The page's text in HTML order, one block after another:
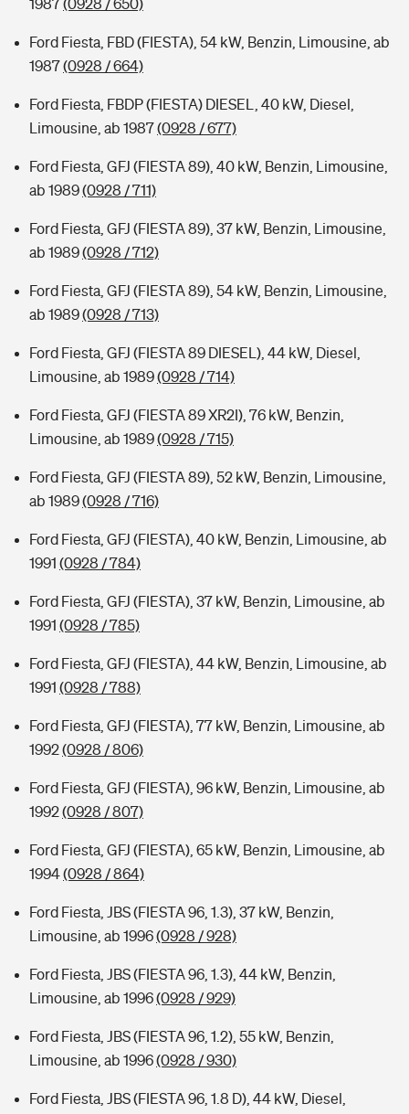
1987(0928 / 650)
Ford Fiesta, FBD (FIESTA), 54 kW, Benzin, Limousine, ab
1987(0928 / 664)
Ford Fiesta, FBDP (FIESTA) DIESEL, 40 kW, Diesel,
Limousine, ab 1987(0928 / 677)
Ford Fiesta, GFJ (FIESTA 89), 40 kW, Benzin, Limousine,
ab 1989(0928 / 711)
Ford Fiesta, GFJ (FIESTA 89), 37 kW, Benzin, Limousine,
ab 1989(0928 / 712)
Ford Fiesta, GFJ (FIESTA 89), 54 kW, Benzin, Limousine,
ab 1989(0928 / 713)
Ford Fiesta, GFJ (FIESTA 89 DIESEL), 44 kW, Diesel,
Limousine, ab 1989(0928 / 714)
Ford Fiesta, GFJ (FIESTA 89 XR2I), 76 kW, Benzin,
Limousine, ab 1989(0928 / 715)
Ford Fiesta, GFJ (FIESTA 89), 52 kW, Benzin, Limousine,
ab 1989(0928 / 716)
Ford Fiesta, GFJ (FIESTA), 40 kW, Benzin, Limousine, ab
1991 (0928 / 784)
Ford Fiesta, GFJ (FIESTA), 37 kW, Benzin, Limousine, ab
1991 (0928 / 785)
Ford Fiesta, GFJ (FIESTA), 44 kW, Benzin, Limousine, ab
1991 (0928 / 788)
Ford Fiesta, GFJ (FIESTA), 77 kW, Benzin, Limousine, ab
1992(0928 / 806)
Ford Fiesta, GFJ (FIESTA), 96 kW, Benzin, Limousine, ab
1992(0928 / 807)
Ford Fiesta, GFJ (FIESTA), 65 kW, Benzin, Limousine, ab
1994(0928 / 864)
Ford Fiesta, JBS (FIESTA 96, 1.3), 37 kW, Benzin,
Limousine, ab 1996(0928 / 928)
Ford Fiesta, JBS (FIESTA 96, 1.3), 44 kW, Benzin,
Limousine, ab 1996(0928 / 929)
Ford Fiesta, JBS (FIESTA 96, 1.2), 55 kW, Benzin,
Limousine, ab 1996(0928 / 930)
Ford Fiesta, JBS (FIESTA 96, 1.8 D), 44 kW, Diesel,